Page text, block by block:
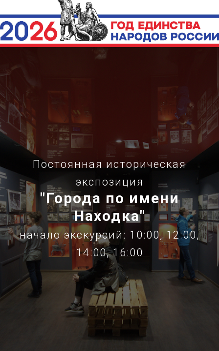
Постоянная историческая
экспозиция
"Города по имени
Находка"
начало экскурсий: 10:00, 12:00,
14:00, 16:00